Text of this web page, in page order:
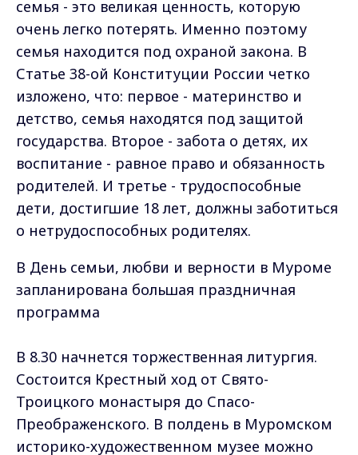
семья - это великая ценность, которую
очень легко потерять. Именно поэтому
семья находится под охраной закона. В
Статье 38-ой Конституции России четко
изложено, что: первое - материнство и
детство, семья находятся под защитой
государства. Второе - забота о детях, их
воспитание - равное право и обязанность
родителей. И третье - трудоспособные
дети, достигшие 18 лет, должны заботиться
о нетрудоспособных родителях.
В День семьи, любви и верности в Муроме
запланирована большая праздничная
программа
В 8.30 начнется торжественная литургия.
Состоится Крестный ход от Свято-
Троицкого монастыря до Спасо-
Преображенского. В полдень в Муромском
историко-художественном музее можно